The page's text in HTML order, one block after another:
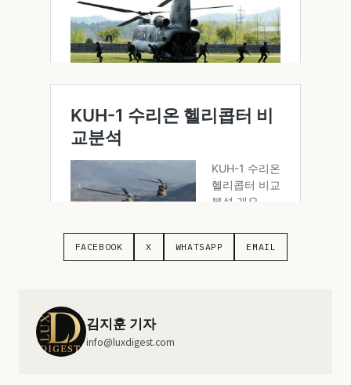
FACEBOOK X WHATSAPP EMAIL
김지훈 기자
info@luxdigest.com